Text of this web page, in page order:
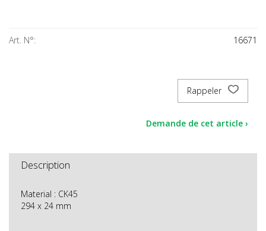
Art. N°: 16671
Rappeler
Demande de cet article ›
Description
Material : CK45
294 x 24 mm